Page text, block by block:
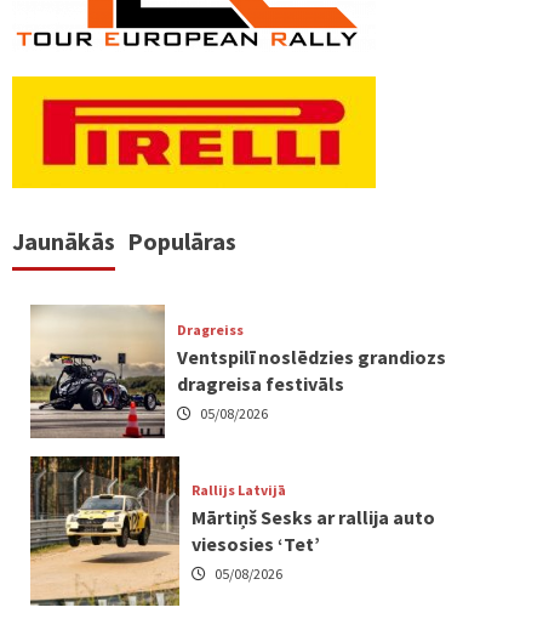
Jaunākās Populāras
Dragreiss
Ventspilī noslēdzies grandiozs
dragreisa festivāls
05/08/2026
Rallijs Latvijā
Mārtiņš Sesks ar rallija auto
viesosies ‘Tet’
05/08/2026